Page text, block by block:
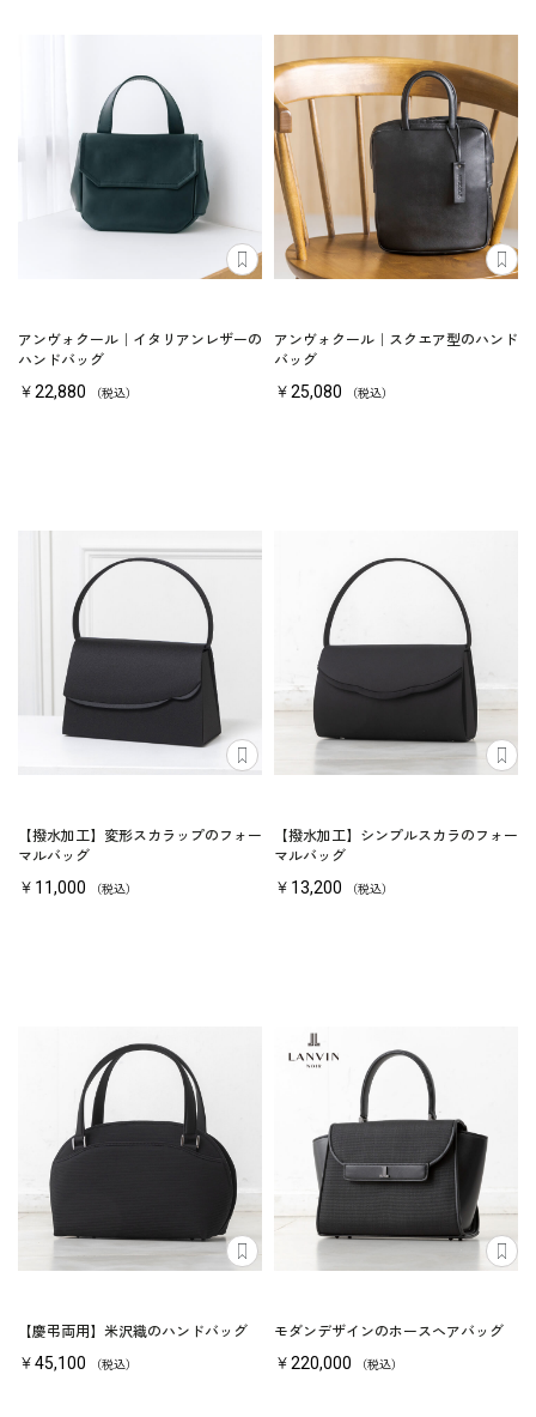
アンヴォクール｜イタリアンレザーの
ハンドバッグ
￥22,880 （税込）
アンヴォクール｜スクエア型のハンド
バッグ
￥25,080 （税込）
【撥水加工】変形スカラップのフォー
マルバッグ
￥11,000 （税込）
【撥水加工】シンプルスカラのフォー
マルバッグ
￥13,200 （税込）
【慶弔両用】米沢織のハンドバッグ
￥45,100 （税込）
モダンデザインのホースヘアバッグ
￥220,000 （税込）